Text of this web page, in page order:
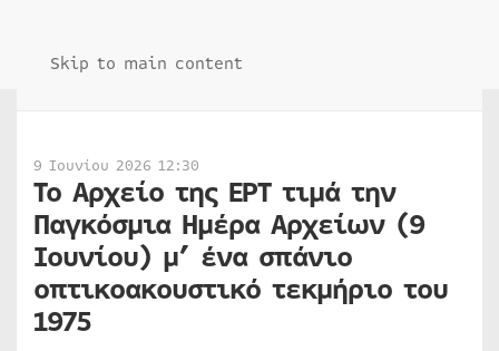
Skip to main content
9 Ιουνίου 2026 12:30
Το Αρχείο της ΕΡΤ τιμά την
Παγκόσμια Ημέρα Αρχείων (9
Ιουνίου) μ’ ένα σπάνιο
οπτικοακουστικό τεκμήριο του
1975